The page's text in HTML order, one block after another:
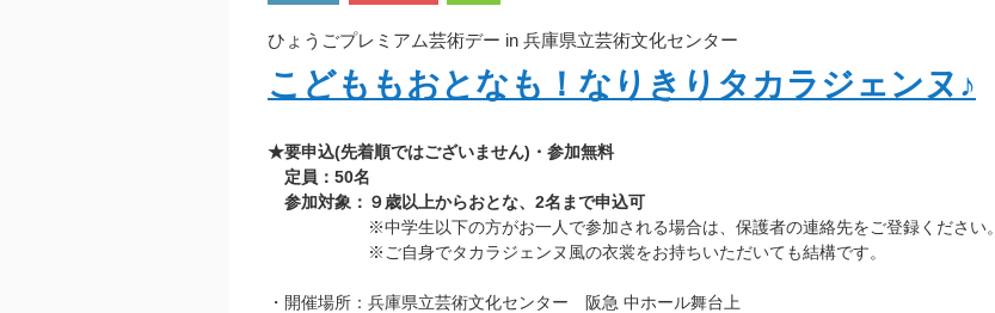
ひょうごプレミアム芸術デー in 兵庫県立芸術文化センター
こどももおとなも！なりきりタカラジェンヌ♪
★要申込(先着順ではございません)・参加無料
定員：50名
参加対象：９歳以上からおとな、2名まで申込可
※中学生以下の方がお一人で参加される場合は、保護者の連絡先をご登録ください。
※ご自身でタカラジェンヌ風の衣裳をお持ちいただいても結構です。
・開催場所：兵庫県立芸術文化センター 阪急 中ホール舞台上